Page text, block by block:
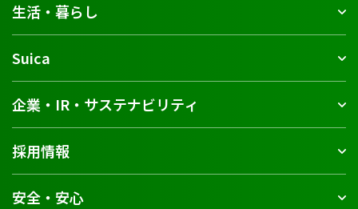
生活・暮らし
Suica
企業・IR・サステナビリティ
採用情報
安全・安心